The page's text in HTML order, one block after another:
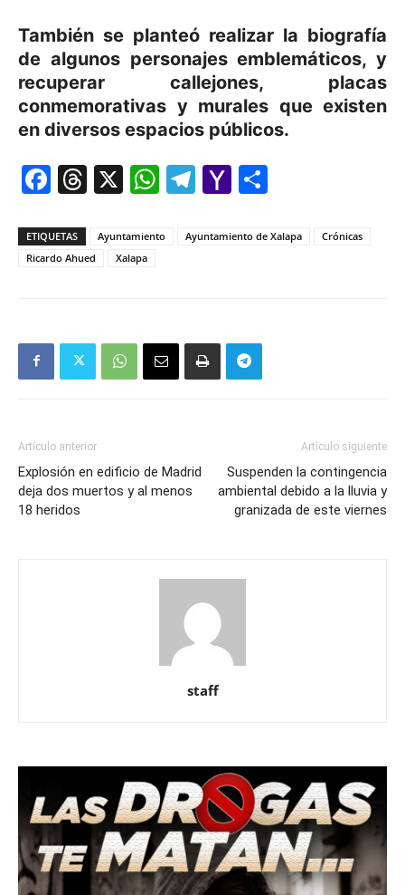
También se planteó realizar la biografía
de algunos personajes emblemáticos, y
recuperar callejones, placas
conmemorativas y murales que existen
en diversos espacios públicos.
Facebook
Threads
X WhatsApp
Telegram
Yahoo
ETIQUETAS Ayuntamiento Ayuntamiento de Xalapa
Crónicas
Ricardo Ahued
Xalapa
Artículo anterior
Explosión en edificio de Madrid
deja dos muertos y al menos
18 heridos
Artículo siguiente
Suspenden la contingencia
ambiental debido a la lluvia y
granizada de este viernes
staff